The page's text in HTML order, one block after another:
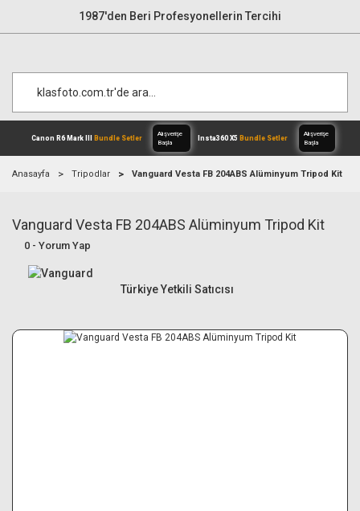
1987'den Beri Profesyonellerin Tercihi
Canon R6 Mark IIIBundle Setler
Alışverişe
Anasayfa Tripodlar Vanguard Vesta FB 204ABS Alüminyum Tripod Kit
Vanguard Vesta FB 204ABS Alüminyum Tripod Kit
0 - Yorum Yap
Türkiye Yetkili Satıcısı